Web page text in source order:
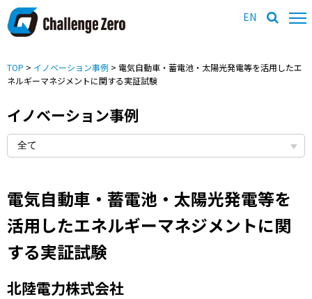
EN
TOP > イノベーション事例 > 電気自動車・蓄電池・太陽光発電等を活用したエ
ネルギーマネジメントに関する実証試験
イノベーション事例
電気自動車・蓄電池・太陽光発電等を
活用したエネルギーマネジメントに関
する実証試験
北陸電力株式会社